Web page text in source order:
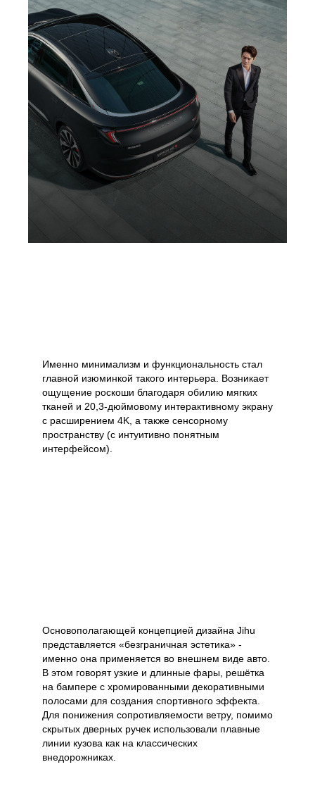
Именно минимализм и функциональность стал
главной изюминкой такого интерьера. Возникает
ощущение роскоши благодаря обилию мягких
тканей и 20,3-дюймовому интерактивному экрану
с расширением 4K, а также сенсорному
пространству (с интуитивно понятным
интерфейсом).
Основополагающей концепцией дизайна Jihu
представляется «безграничная эстетика» -
именно она применяется во внешнем виде авто.
В этом говорят узкие и длинные фары, решётка
на бампере с хромированными декоративными
полосами для создания спортивного эффекта.
Для понижения сопротивляемости ветру, помимо
скрытых дверных ручек использовали плавные
линии кузова как на классических
внедорожниках.